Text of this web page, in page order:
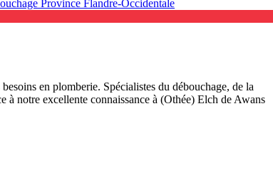
Province Flandre-Occidentale
en plomberie. Spécialistes du débouchage, de la
à notre excellente connaissance à (Othée) Elch de Awans